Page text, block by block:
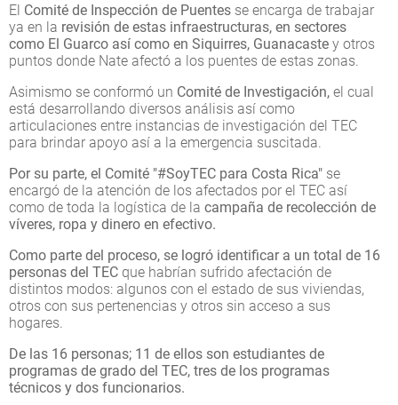
El Comité de Inspección de Puentes se encarga de trabajar
ya en la revisión de estas infraestructuras, en sectores
como El Guarco así como en Siquirres, Guanacaste y otros
puntos donde Nate afectó a los puentes de estas zonas.
Asimismo se conformó un Comité de Investigación, el cual
está desarrollando diversos análisis así como
articulaciones entre instancias de investigación del TEC
para brindar apoyo así a la emergencia suscitada.
Por su parte, el Comité "#SoyTEC para Costa Rica" se
encargó de la atención de los afectados por el TEC así
como de toda la logística de la campaña de recolección de
víveres, ropa y dinero en efectivo.
Como parte del proceso, se logró identificar a un total de 16
personas del TEC que habrían sufrido afectación de
distintos modos: algunos con el estado de sus viviendas,
otros con sus pertenencias y otros sin acceso a sus
hogares.
De las 16 personas; 11 de ellos son estudiantes de
programas de grado del TEC, tres de los programas
técnicos y dos funcionarios.